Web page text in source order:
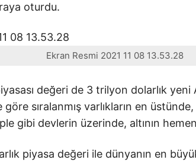
oturdu.
Ekran Resmi 2021 11 08 13.53.28
değeri de 3 trilyon dolarlık yeni
sıralanmış varlıkların en
gibi devlerin üzerinde, altının
piyasa değeri ile dünyanın en